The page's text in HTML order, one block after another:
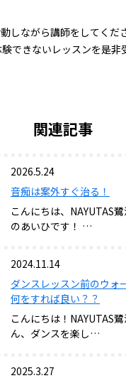
しながら講師をしてくだ
できないレッスンを是非
関連記事
2026.5.24
音痴は案外すぐ治る！
こんにちは、NAYUTAS
のあいひです！ …
2024.11.14
ダンスレッスン前のウォ
何をすれば良い？？
こんにちは！NAYUTAS
ん、ダンスを楽し…
2025.3.27